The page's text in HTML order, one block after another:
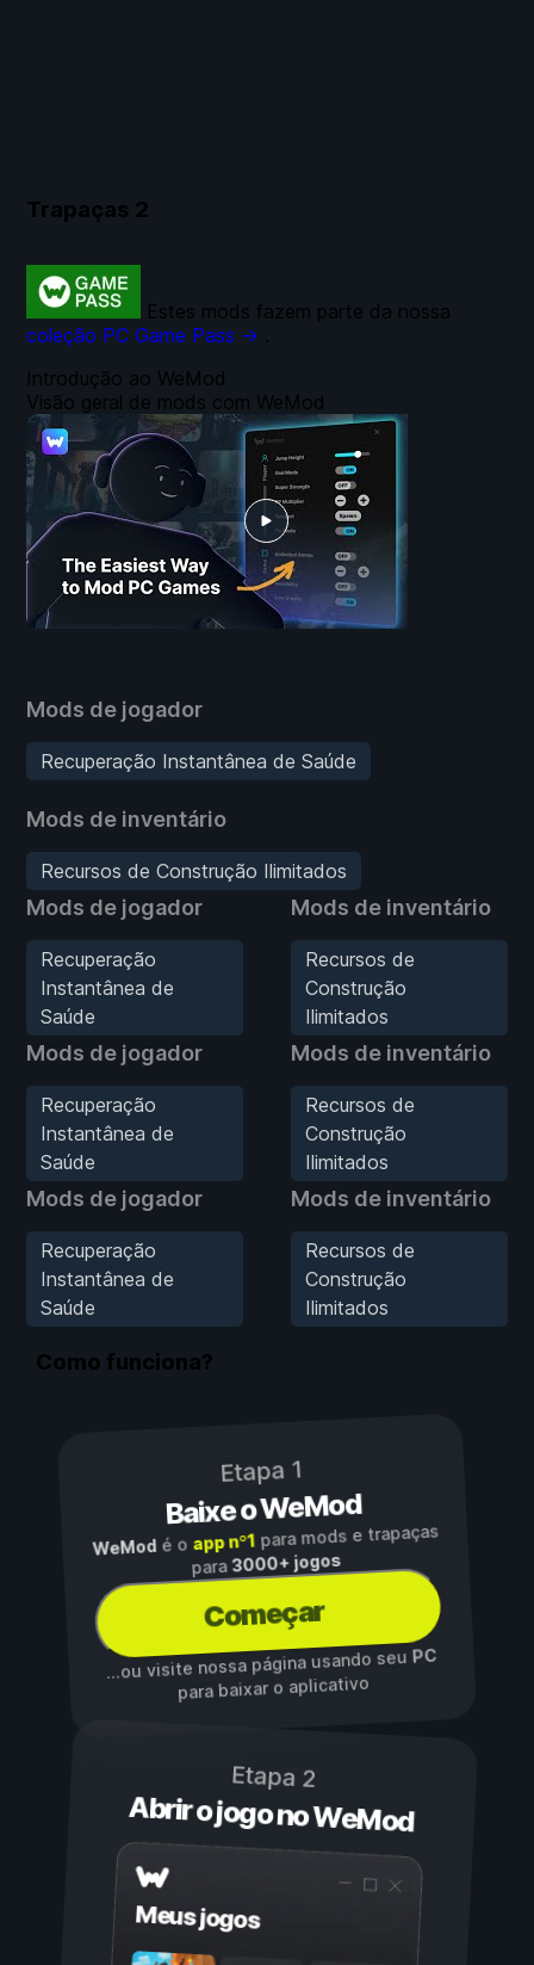
Trapaças 2
Mods de jogador
Recuperação Instantânea de Saúde
Mods de inventário
Recursos de Construção Ilimitados
Mods de jogador
Recuperação
Instantânea de
Saúde
Mods de inventário
Recursos de
Construção
Ilimitados
Mods de jogador
Recuperação
Instantânea de
Saúde
Mods de inventário
Recursos de
Construção
Ilimitados
Mods de jogador
Recuperação
Instantânea de
Saúde
Mods de inventário
Recursos de
Construção
Ilimitados
Introdução ao WeMod
Visão geral de mods com WeMod
Estes mods fazem parte da nossa
coleção PC Game Pass → .
Como funciona?
Etapa 1
Baixe o WeMod
WeModé o app nº1para mods e trapaças
para3000+ jogos
Começar
...ou visite nossa página usando seuPC
para baixar o aplicativo
Etapa 2
Abrir o jogo no WeMod
Meus jogos